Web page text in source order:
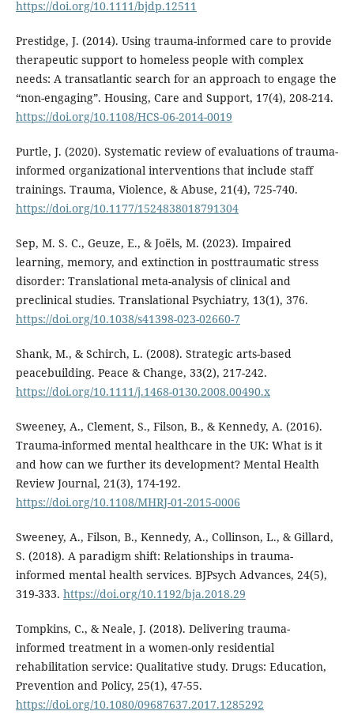
https://doi.org/10.1111/bjdp.12511
Prestidge, J. (2014). Using trauma-informed care to provide
therapeutic support to homeless people with complex
needs: A transatlantic search for an approach to engage the
“non-engaging”. Housing, Care and Support, 17(4), 208-214.
https://doi.org/10.1108/HCS-06-2014-0019
Purtle, J. (2020). Systematic review of evaluations of trauma-
informed organizational interventions that include staff
trainings. Trauma, Violence, & Abuse, 21(4), 725-740.
https://doi.org/10.1177/1524838018791304
Sep, M. S. C., Geuze, E., & Joëls, M. (2023). Impaired
learning, memory, and extinction in posttraumatic stress
disorder: Translational meta-analysis of clinical and
preclinical studies. Translational Psychiatry, 13(1), 376.
https://doi.org/10.1038/s41398-023-02660-7
Shank, M., & Schirch, L. (2008). Strategic arts-based
peacebuilding. Peace & Change, 33(2), 217-242.
https://doi.org/10.1111/j.1468-0130.2008.00490.x
Sweeney, A., Clement, S., Filson, B., & Kennedy, A. (2016).
Trauma-informed mental healthcare in the UK: What is it
and how can we further its development? Mental Health
Review Journal, 21(3), 174-192.
https://doi.org/10.1108/MHRJ-01-2015-0006
Sweeney, A., Filson, B., Kennedy, A., Collinson, L., & Gillard,
S. (2018). A paradigm shift: Relationships in trauma-
informed mental health services. BJPsych Advances, 24(5),
319-333. https://doi.org/10.1192/bja.2018.29
Tompkins, C., & Neale, J. (2018). Delivering trauma-
informed treatment in a women-only residential
rehabilitation service: Qualitative study. Drugs: Education,
Prevention and Policy, 25(1), 47-55.
https://doi.org/10.1080/09687637.2017.1285292